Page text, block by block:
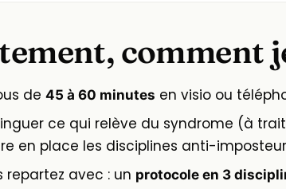
comment
de 45 à 60 minutes en visio ou
ce qui relève du syndrome (à
en place les disciplines anti-
repartez avec : un protocole en 3